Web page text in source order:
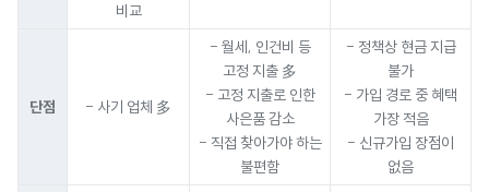
비교
단점 - 사기 업체 多
- 월세, 인건비 등
고정 지출 多
- 고정 지출로 인한
사은품 감소
- 직접 찾아가야 하는
불편함
- 정책상 현금 지급
불가
- 가입 경로 중 혜택
가장 적음
- 신규가입 장점이
없음